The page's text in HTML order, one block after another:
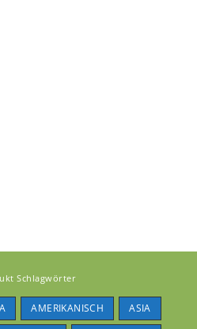
Schlagwörter
AMERIKANISCH ASIA